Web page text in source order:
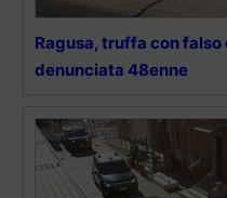
Ragusa, truffa con
denunciata 48enne